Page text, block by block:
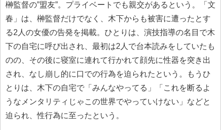
榊監督の”盟友”。プライベートでも親交があるという。「文
春」は、榊監督だけでなく、木下からも被害に遭ったとす
る2人の女優の告発を掲載。ひとりは、演技指導の名目で木
下の自宅に呼び出され、最初は2人で台本読みをしていたも
のの、その後に寝室に連れて行かれて顔先に性器を突き出
され、なし崩し的に口での行為を迫られたという。もうひ
とりは、木下の自宅で「みんなやってる」「これを断るよ
うなメンタリティじゃこの世界でやっていけない」などと
迫られ、性行為に至ったという。